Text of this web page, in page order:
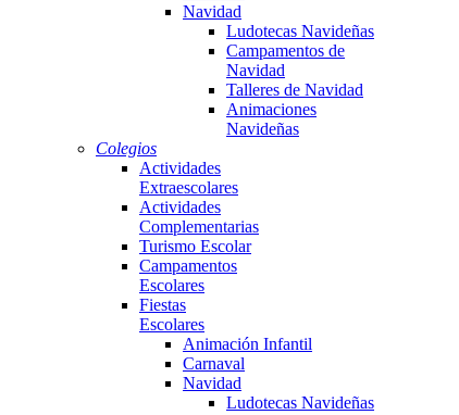
Navidad
Ludotecas Navideñas
Campamentos de
Navidad
Talleres de Navidad
Animaciones
Navideñas
Colegios
Actividades
Extraescolares
Actividades
Complementarias
Turismo Escolar
Campamentos
Escolares
Fiestas
Escolares
Animación Infantil
Carnaval
Navidad
Ludotecas Navideñas